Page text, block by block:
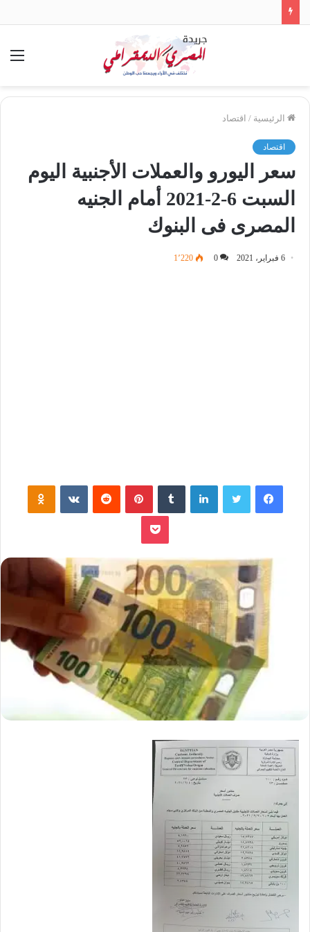
الرئيسية / اقتصاد
اقتصاد
سعر اليورو والعملات الأجنبية اليوم
السبت 6-2-2021 أمام الجنيه
المصرى فى البنوك
6 فبراير، 2021 0 1٬220
فيسبوك تويتر لينكدإن بينتيريست
بوكيت